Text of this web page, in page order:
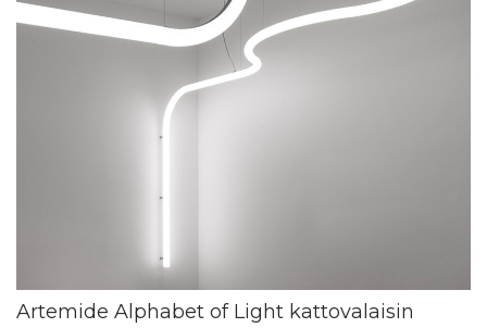
Artemide Alphabet of Light kattovalaisin